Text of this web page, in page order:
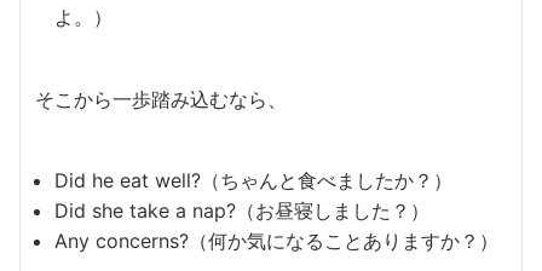
よ。）
そこから一歩踏み込むなら、
Did he eat well?（ちゃんと食べましたか？）
Did she take a nap?（お昼寝しました？）
Any concerns?（何か気になることありますか？）